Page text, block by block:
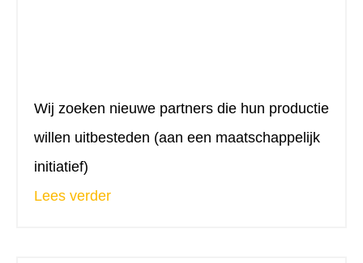
Wij zoeken nieuwe partners die hun productie
willen uitbesteden (aan een maatschappelijk
initiatief)
Lees verder